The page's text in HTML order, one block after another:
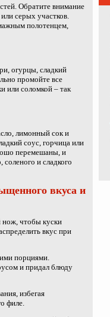
Обратите внимание
серых участков.
полотенцем,
огурцы, сладкий
промойте все
или соломкой – так
лимонный сок и
соус, горчица или
перемешаны, и
и сладкого
вкуса и
нож, чтобы куски
вкус при
порциями.
и придал блюду
избегая
филе.